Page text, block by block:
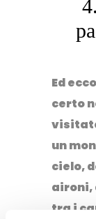
Ed
certo
un
cielo,
aironi,
tra i